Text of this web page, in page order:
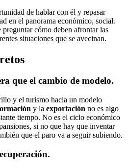
de hablar con él y repasar
en el panorama económico, social.
cómo deben afrontar las
situaciones que se avecinan.
que el cambio de modelo.
y el turismo hacia un modelo
y la exportación no es algo
tiempo. No es el ciclo económico
si no que hay que inventar
que el paro va a seguir subiendo.
.